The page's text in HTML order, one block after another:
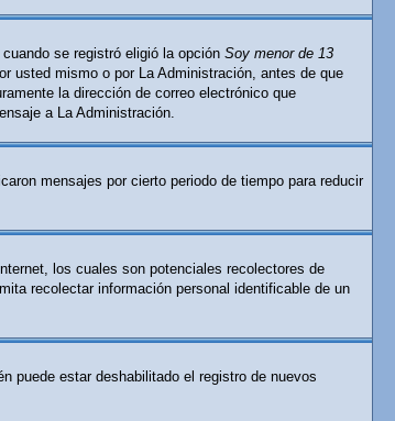
se registró eligió la opción Soy menor de 13
usted mismo o por La Administración, antes de que
la dirección de correo electrónico que
a La Administración.
mensajes por cierto periodo de tiempo para reducir
los cuales son potenciales recolectores de
recolectar información personal identificable de un
puede estar deshabilitado el registro de nuevos